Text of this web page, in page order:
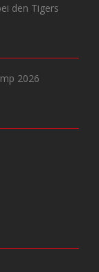
den Tigers
2026